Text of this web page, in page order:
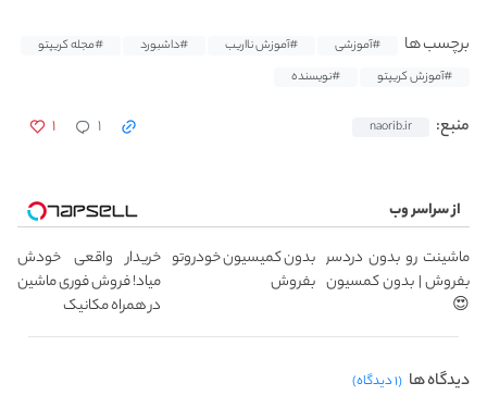
برچسب ها #آموزشی #آموزش نااریب #داشبورد
#مجله کریپتو
#آموزش کریپتو
#نویسنده
منبع: naorib.ir ۱ ۱
از سراسر وب
ماشینت رو بدون دردسر
بفروش | بدون کمسیون
😍
بدون کمیسیون خودروتو
بفروش
خریدار واقعی خودش
میاد! فروش فوری ماشین
در همراه مکانیک
دیدگاه ها (۱ دیدگاه)